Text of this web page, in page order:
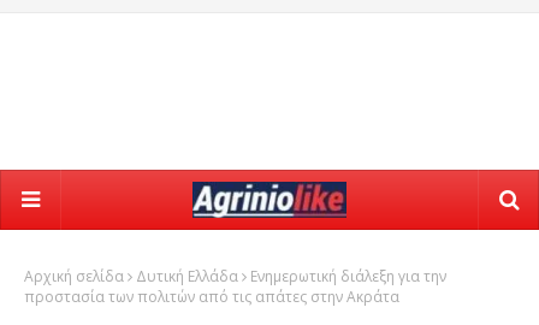
Αρχική σελίδα Δυτική Ελλάδα
Ενημερωτική διάλεξη για την
προστασία των πολιτών από τις απάτες στην Ακράτα